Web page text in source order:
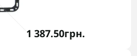
1 387.50грн.